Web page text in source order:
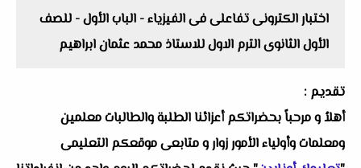
اختبار الكترونى تفاعلى فى الفيزياء - الباب الأول - للصف
الأول الثانوى الترم الاول للاستاذ محمد عثمان ابراهيم
تقديم :
أهلاُ و مرحباً بحضراتكم أعزائنا الطلبة والطالبات معلمين
ومعلمات وأولياء الأمور زوار و متابعى موقعكم التعليمى